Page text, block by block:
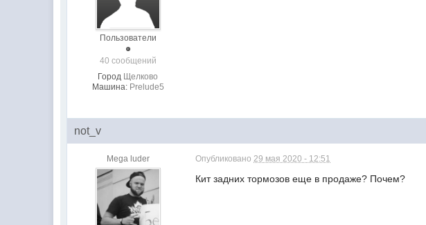
Пользователи
40 сообщений
Город Щелково
Машина: Prelude5
not_v
Mega luder Опубликовано29 мая 2020 - 12:51
Кит задних тормозов еще в продаже? Почем?